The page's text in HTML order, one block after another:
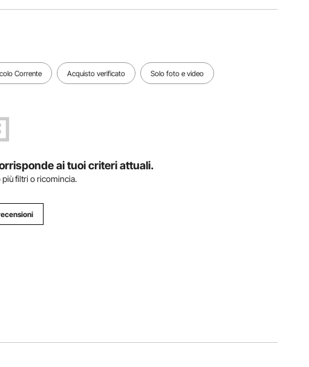
Corrente Acquisto verificato Solo foto e video
ai tuoi criteri attuali.
più filtri o ricomincia.